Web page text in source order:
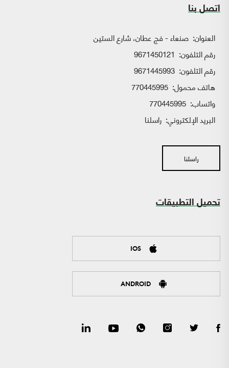
اتصل بنا
العنوان: صنعاء - فج عطان، شارع الستين
رقم التلفون: 9671450121
رقم التلفون: 9671445993
هاتف محمول: 770445995
واتساب:
البريد الإلكتروني: راسلنا
راسلنا
تحميل التطبيقات
IOS
ANDROID